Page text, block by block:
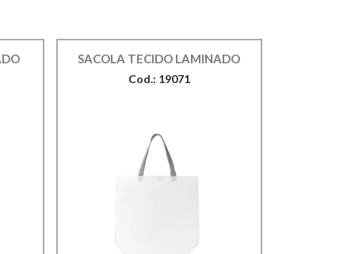
SACOLA TECIDO LAMINADO
Cod.: 19071